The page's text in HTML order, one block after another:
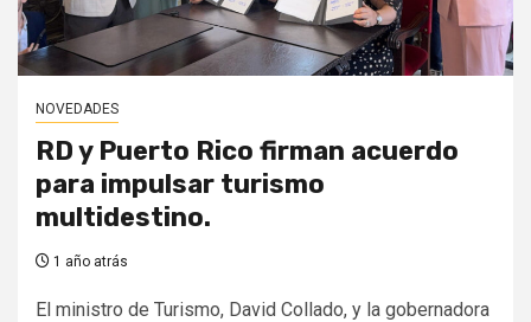
NOVEDADES
RD y Puerto Rico firman acuerdo
para impulsar turismo
multidestino.
1 año atrás
El ministro de Turismo, David Collado, y la gobernadora